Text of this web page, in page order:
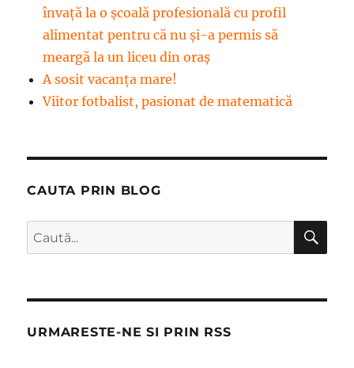
învață la o școală profesională cu profil
alimentat pentru că nu și-a permis să
meargă la un liceu din oraș
A sosit vacanța mare!
Viitor fotbalist, pasionat de matematică
CAUTA PRIN BLOG
Caută
după:
URMARESTE-NE SI PRIN RSS